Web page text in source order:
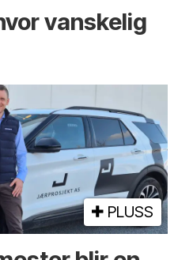
vanskelig
PLUSS